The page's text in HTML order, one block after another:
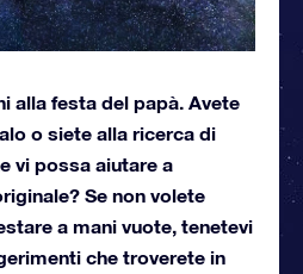
alla festa del papà. Avete
o siete alla ricerca di
vi possa aiutare a
Se non volete
a mani vuote, tenetevi
che troverete in